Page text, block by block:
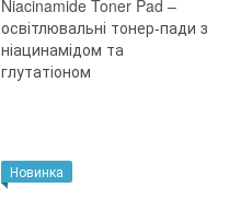
Новинка